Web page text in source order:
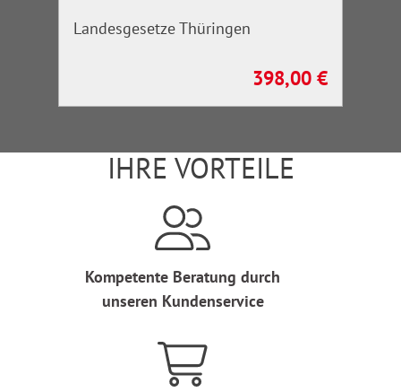
Landesgesetze Thüringen
Regulärer Preis:
398,00 €
IHRE VORTEILE
Kompetente Beratung durch
unseren Kundenservice